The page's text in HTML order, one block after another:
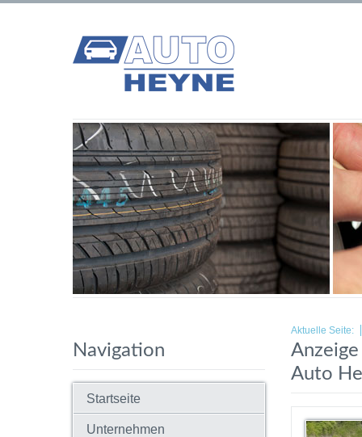
Navigation
Startseite
Unternehmen
Aktuelle Seite:
Auto